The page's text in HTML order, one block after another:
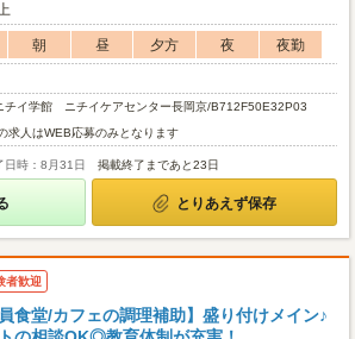
朝 昼 夕方 夜
夜勤
チイ学館 ニチイケアセンター長岡京/B712F50E32P03
求人はWEB応募のみとなります
日時：8月31日 掲載終了まであと23日
とりあえず保存
者歓迎
員食堂/カフェの調理補助】盛り付けメイン♪